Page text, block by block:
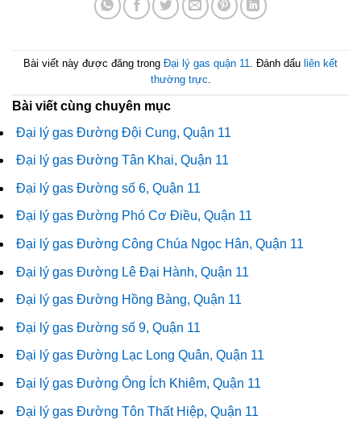
Bài viết này được đăng trong Đại lý gas quận 11 . Đánh dấu liên kết
thường trực
Bài viết cùng chuyên mục
Đại lý gas Đường Đội Cung, Quận 11
Đại lý gas Đường Tân Khai, Quận 11
Đại lý gas Đường số 6, Quận 11
Đại lý gas Đường Phó Cơ Điều, Quận 11
Đại lý gas Đường Công Chúa Ngọc Hân, Quận 11
Đại lý gas Đường Lê Đại Hành, Quận 11
Đại lý gas Đường Hồng Bàng, Quận 11
Đại lý gas Đường số 9, Quận 11
Đại lý gas Đường Lạc Long Quân, Quận 11
Đại lý gas Đường Ông Ích Khiêm, Quận 11
Đại lý gas Đường Tôn Thất Hiệp, Quận 11